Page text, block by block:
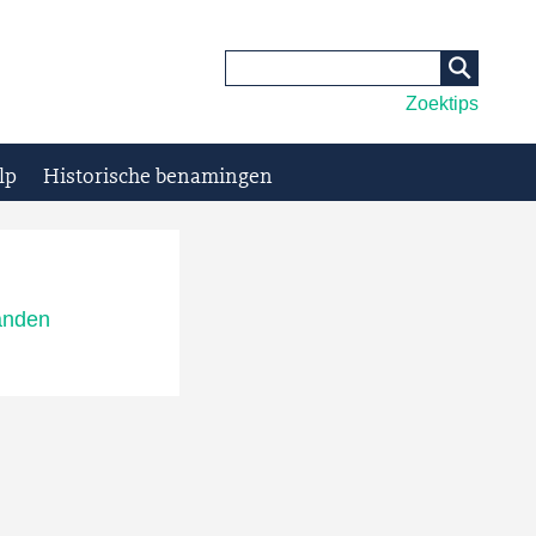
Zoektips
Historische benamingen